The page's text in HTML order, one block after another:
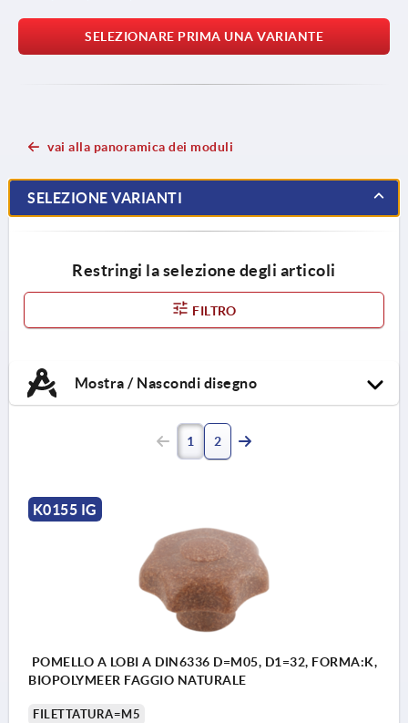
SELEZIONARE PRIMA UNA VARIANTE
vai alla panoramica dei moduli
SELEZIONE VARIANTI
Restringi la selezione degli articoli
FILTRO
Mostra / Nascondi disegno
1 2
K0155 IG
POMELLO A LOBI A DIN6336 D=M05, D1=32, FORMA:K,
BIOPOLYMEER FAGGIO NATURALE
FILETTATURA=M5